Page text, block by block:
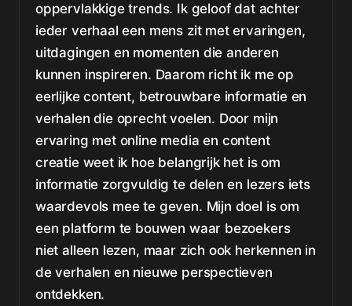
oppervlakkige trends. Ik geloof dat achter
ieder verhaal een mens zit met ervaringen,
uitdagingen en momenten die anderen
kunnen inspireren. Daarom richt ik me op
eerlijke content, betrouwbare informatie en
verhalen die oprecht voelen. Door mijn
ervaring met online media en content
creatie weet ik hoe belangrijk het is om
informatie zorgvuldig te delen en lezers iets
waardevols mee te geven. Mijn doel is om
een platform te bouwen waar bezoekers
niet alleen lezen, maar zich ook herkennen in
de verhalen en nieuwe perspectieven
ontdekken.